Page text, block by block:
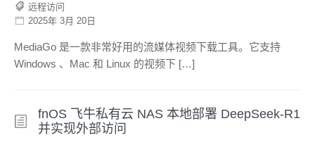
远程访问
2025年 3月 20日
MediaGo 是一款非常好用的流媒体视频下载工具。它支持
Windows 、Mac 和 Linux 的视频下 […]
fnOS 飞牛私有云 NAS 本地部署 DeepSeek-R1
并实现外部访问